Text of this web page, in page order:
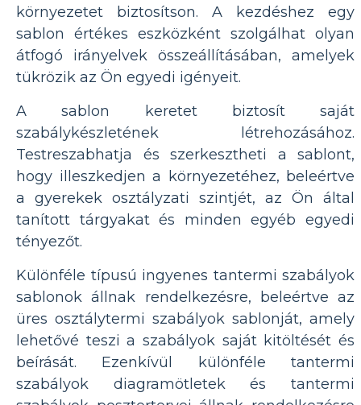
környezetet biztosítson. A kezdéshez egy
sablon értékes eszközként szolgálhat olyan
átfogó irányelvek összeállításában, amelyek
tükrözik az Ön egyedi igényeit.
A sablon keretet biztosít saját
szabálykészletének létrehozásához.
Testreszabhatja és szerkesztheti a sablont,
hogy illeszkedjen a környezetéhez, beleértve
a gyerekek osztályzati szintjét, az Ön által
tanított tárgyakat és minden egyéb egyedi
tényezőt.
Különféle típusú ingyenes tantermi szabályok
sablonok állnak rendelkezésre, beleértve az
üres osztálytermi szabályok sablonját, amely
lehetővé teszi a szabályok saját kitöltését és
beírását. Ezenkívül különféle tantermi
szabályok diagramötletek és tantermi